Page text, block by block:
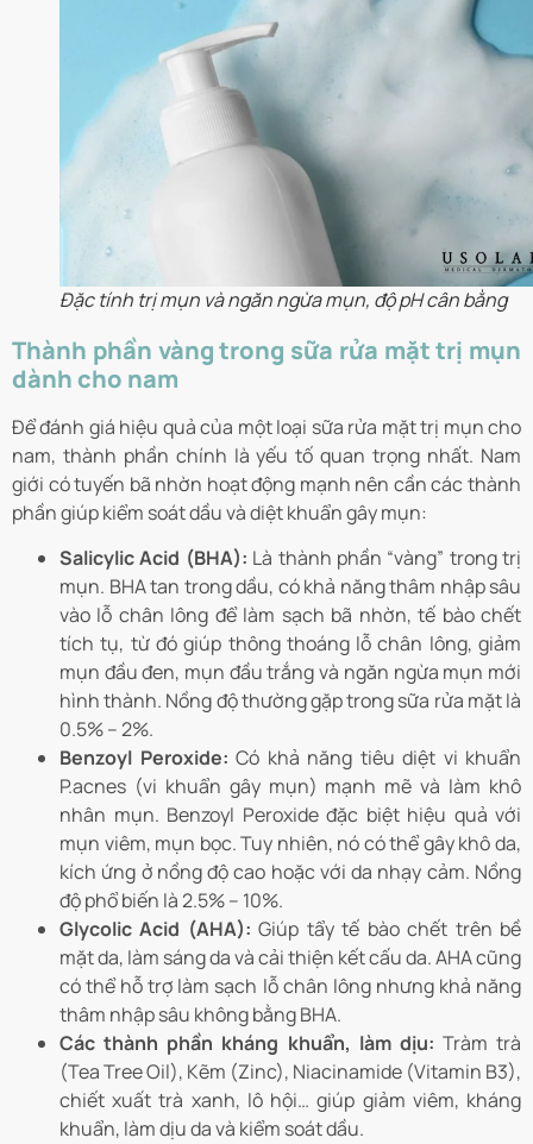
Đặc tính trị mụn và ngăn ngừa mụn, độ pH cân bằng
Thành phần vàng trong sữa rửa mặt trị mụn
dành cho nam
Để đánh giá hiệu quả của một loại sữa rửa mặt trị mụn cho
nam, thành phần chính là yếu tố quan trọng nhất. Nam
giới có tuyến bã nhờn hoạt động mạnh nên cần các thành
phần giúp kiểm soát dầu và diệt khuẩn gây mụn:
Salicylic Acid (BHA): Là thành phần “vàng” trong trị
mụn. BHA tan trong dầu, có khả năng thâm nhập sâu
vào lỗ chân lông để làm sạch bã nhờn, tế bào chết
tích tụ, từ đó giúp thông thoáng lỗ chân lông, giảm
mụn đầu đen, mụn đầu trắng và ngăn ngừa mụn mới
hình thành. Nồng độ thường gặp trong sữa rửa mặt là
0.5% – 2%.
Benzoyl Peroxide: Có khả năng tiêu diệt vi khuẩn
P.acnes (vi khuẩn gây mụn) mạnh mẽ và làm khô
nhân mụn. Benzoyl Peroxide đặc biệt hiệu quả với
mụn viêm, mụn bọc. Tuy nhiên, nó có thể gây khô da,
kích ứng ở nồng độ cao hoặc với da nhạy cảm. Nồng
độ phổ biến là 2.5% – 10%.
Glycolic Acid (AHA): Giúp tẩy tế bào chết trên bề
mặt da, làm sáng da và cải thiện kết cấu da. AHA cũng
có thể hỗ trợ làm sạch lỗ chân lông nhưng khả năng
thâm nhập sâu không bằng BHA.
Các thành phần kháng khuẩn, làm dịu: Tràm trà
(Tea Tree Oil), Kẽm (Zinc), Niacinamide (Vitamin B3),
chiết xuất trà xanh, lô hội… giúp giảm viêm, kháng
khuẩn, làm dịu da và kiểm soát dầu.